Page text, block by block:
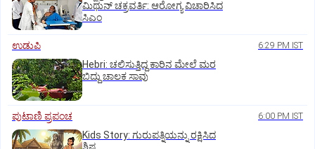
ಮಿಥುನ್ ಚಕ್ರವರ್ತಿ: ಆರೋಗ್ಯ ವಿಚಾರಿಸಿದ
ಸಿಎಂ
ಉಡುಪಿ 6:29 PM IST
Hebri: ಚಲಿಸುತ್ತಿದ್ದ ಕಾರಿನ ಮೇಲೆ ಮರ
ಬಿದ್ದು ಚಾಲಕ ಸಾವು
ಪುಟಾಣಿ ಪ್ರಪಂಚ 6:00 PM IST
Kids Story: ಗುರುಪತ್ನಿಯನ್ನು ರಕ್ಷಿಸಿದ